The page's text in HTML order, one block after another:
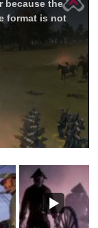
because the
format is not